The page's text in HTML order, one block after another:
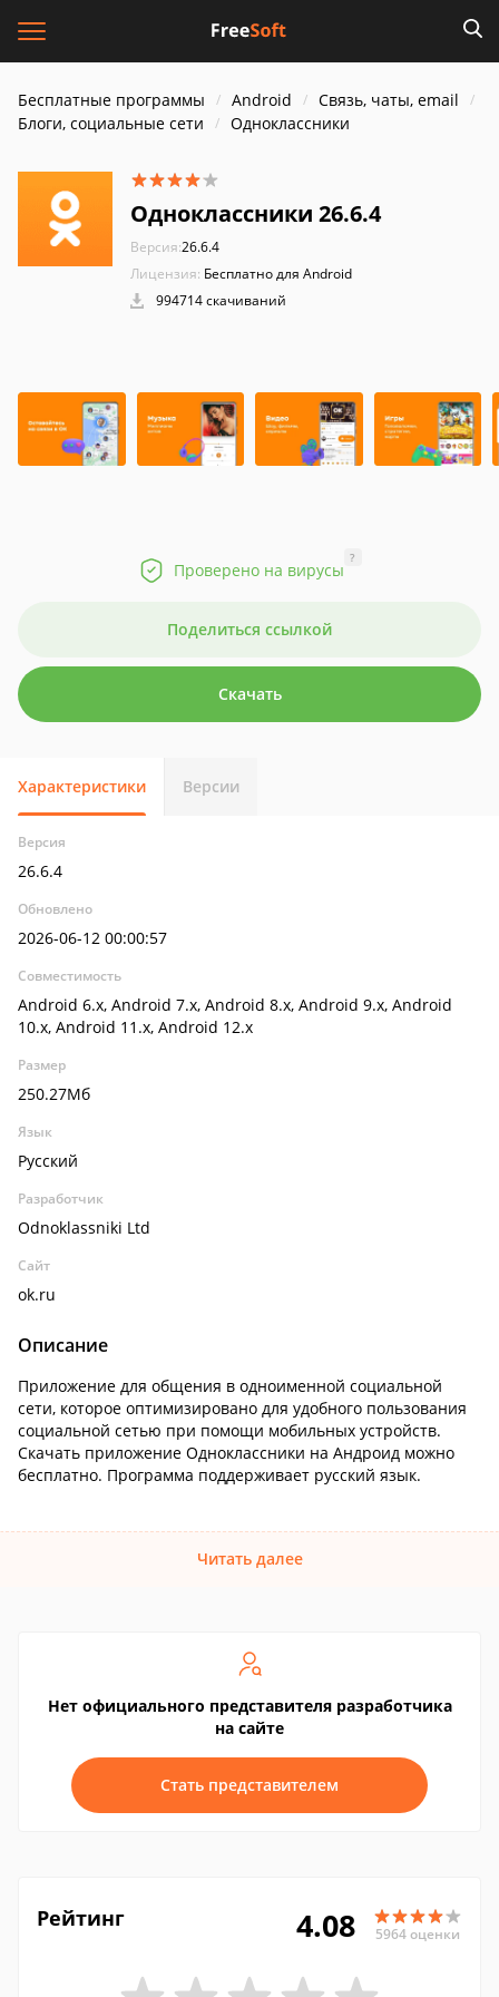
Бесплатные программы Android
Связь, чаты, email
Блоги, социальные сети
Одноклассники
Одноклассники 26.6.4
Версия:26.6.4
Лицензия: Бесплатно для Android
994714 скачиваний
Проверено на вирусы
?
Поделиться ссылкой
Скачать
Характеристики Версии
Версия
26.6.4
Обновлено
2026-06-12 00:00:57
Совместимость
Android 6.x, Android 7.x, Android 8.x, Android 9.x, Android
10.x, Android 11.x, Android 12.x
Размер
250.27Мб
Язык
Русский
Разработчик
Odnoklassniki Ltd
Сайт
ok.ru
Описание
Приложение для общения в одноименной социальной
сети, которое оптимизировано для удобного пользования
социальной сетью при помощи мобильных устройств.
Скачать приложение Одноклассники на Андроид можно
бесплатно. Программа поддерживает русский язык.
Читать далее
Нет официального представителя разработчика
на сайте
Стать представителем
Рейтинг 4.08 5964 оценки